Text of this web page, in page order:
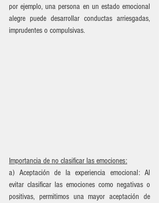
por ejemplo, una persona en un estado emocional
alegre puede desarrollar conductas arriesgadas,
imprudentes o compulsivas.
Importancia de no clasificar las emociones:
a) Aceptación de la experiencia emocional: Al
evitar clasificar las emociones como negativas o
positivas, permitimos una mayor aceptación de